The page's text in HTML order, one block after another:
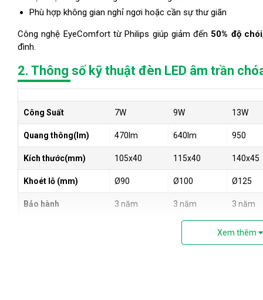
Phù hợp không gian nghỉ ngơi hoặc cần sự thư giãn
Công nghệ EyeComfort từ Philips giúp giảm đến 50% độ chói
đình.
2. Thông số kỹ thuật đèn LED âm trần
Công Suất 7W 9W 13W
Quang thông(lm) 470lm 640lm 950
Kích thước(mm) 105x40 115x40 140x45
Khoét lỗ (mm) Ø90 Ø100 Ø125
Bảo hành 3 năm 3 năm 3 năm
Xem thêm